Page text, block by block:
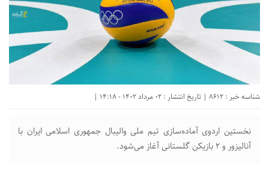
شناسه خبر : 8612 | تاریخ انتشار : 02 مرداد 1402 - 14:18 |
نخستین اردوی آماده‌سازی تیم ملی والیبال جمهوری اسلامی ایران با
آنالیزور و ۲ بازیکن گلستانی آغاز می‌شود.